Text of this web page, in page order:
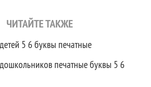
ЧИТАЙТЕ ТАКЖЕ
5 6 буквы печатные
печатные буквы 5 6